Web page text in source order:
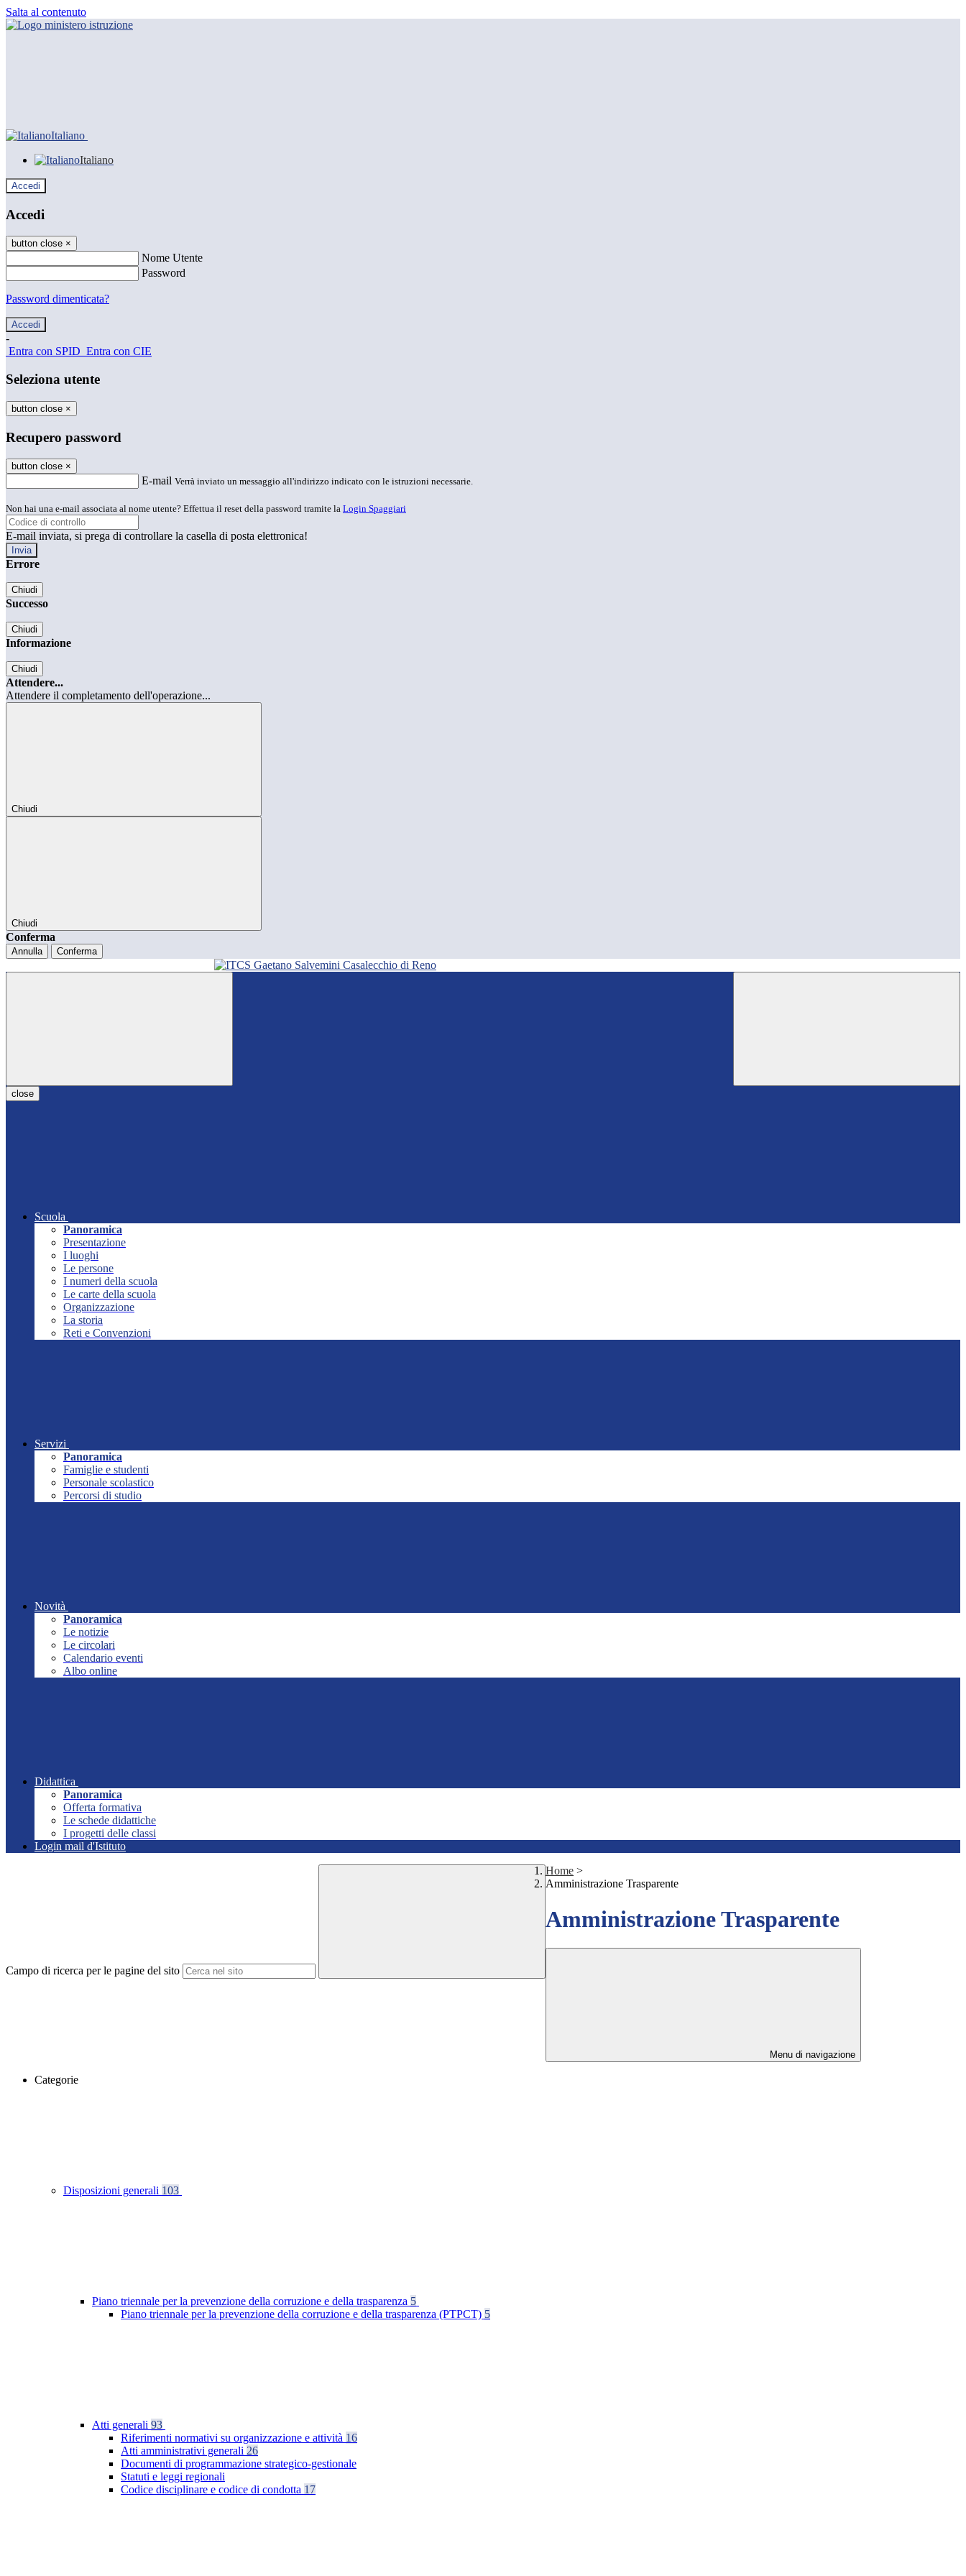
Salta al contenuto
Italiano
Italiano
Accedi
Accedi
button close ×
Nome Utente
Password
Password dimenticata?
-
Entra con SPID Entra con CIE
Seleziona utente
button close ×
Recupero password
button close ×
E-mail Verrà inviato un messaggio all'indirizzo indicato con le istruzioni necessarie.
Non hai una e-mail associata al nome utente? Effettua il reset della password tramite la Login Spaggiari
E-mail inviata, si prega di controllare la casella di posta elettronica!
Errore
Chiudi
Successo
Chiudi
Informazione
Chiudi
Attendere...
Attendere il completamento dell'operazione...
Chiudi
Chiudi
Conferma
Annulla Conferma
close
Scuola
Panoramica
Presentazione
I luoghi
Le persone
I numeri della scuola
Le carte della scuola
Organizzazione
La storia
Reti e Convenzioni
Servizi
Panoramica
Famiglie e studenti
Personale scolastico
Percorsi di studio
Novità
Panoramica
Le notizie
Le circolari
Calendario eventi
Albo online
Didattica
Panoramica
Offerta formativa
Le schede didattiche
I progetti delle classi
Login mail d'Istituto
Campo di ricerca per le pagine del sito
Home >
Amministrazione Trasparente
Amministrazione Trasparente
Menu di navigazione
Categorie
Disposizioni generali 103
Piano triennale per la prevenzione della corruzione e della trasparenza 5
Piano triennale per la prevenzione della corruzione e della trasparenza (PTPCT) 5
Atti generali 93
Riferimenti normativi su organizzazione e attività 16
Atti amministrativi generali 26
Documenti di programmazione strategico-gestionale
Statuti e leggi regionali
Codice disciplinare e codice di condotta 17